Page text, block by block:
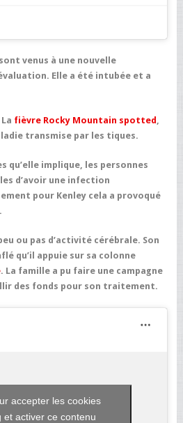
venus à une nouvelle
Elle a été intubée et a
fièvre Rocky Mountain spotted
transmise par les tiques.
qu’elle implique, les personnes
d’avoir une infection
pour Kenley cela a provoqué
ou pas d’activité cérébrale. Son
qu’il appuie sur sa colonne
. La famille a pu faire une campagne
des fonds pour son traitement.
accepter les cookies
et activer ce contenu